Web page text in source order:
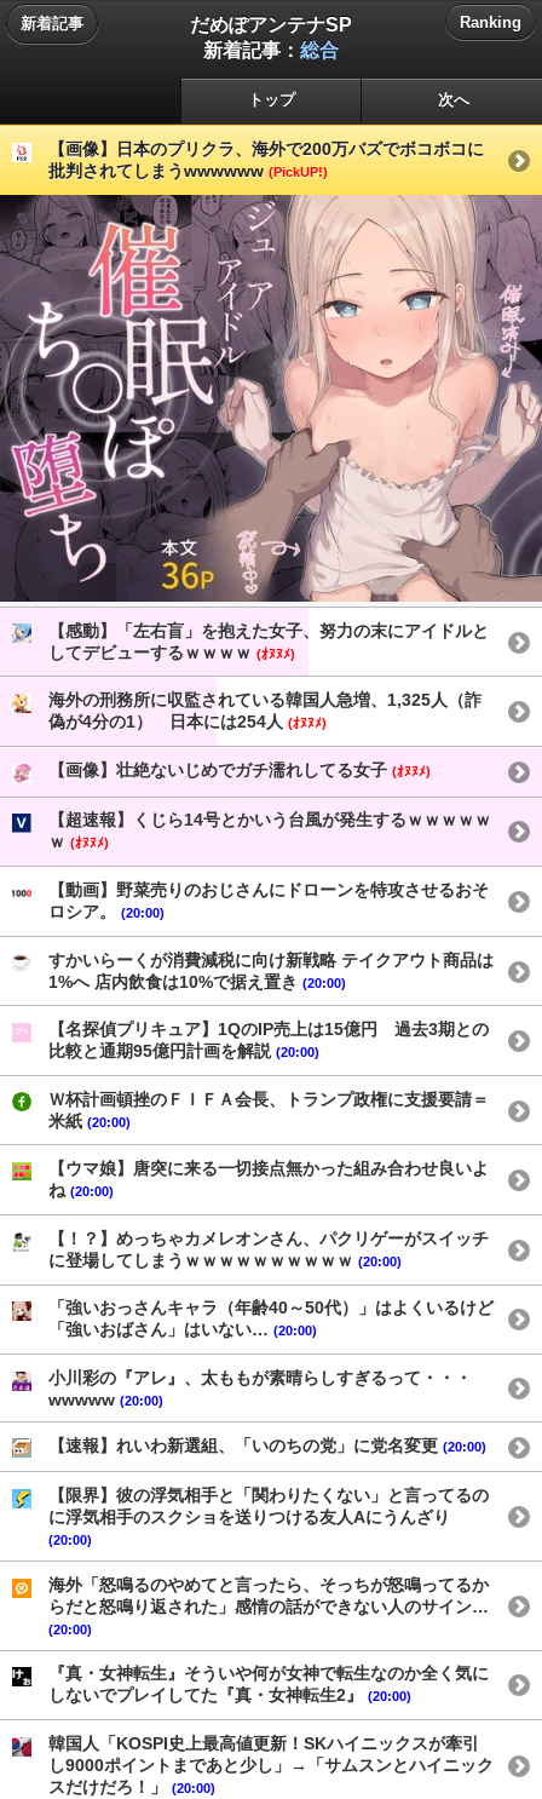
新着記事
だめぽアンテナSP
新着記事： 総合
Ranking
トップ 次へ
【画像】日本のプリクラ、海外で200万バズでボコボコに
批判されてしまうwwwwww (PickUP!)
【感動】「左右盲」を抱えた女子、努力の末にアイドルと
してデビューするｗｗｗｗ (ｵﾇﾇﾒ)
海外の刑務所に収監されている韓国人急増、1,325人（詐
偽が4分の1） 日本には254人 (ｵﾇﾇﾒ)
【画像】壮絶ないじめでガチ濡れしてる女子 (ｵﾇﾇﾒ)
【超速報】くじら14号とかいう台風が発生するｗｗｗｗｗ
ｗ (ｵﾇﾇﾒ)
【動画】野菜売りのおじさんにドローンを特攻させるおそ
ロシア。
(20:00)
すかいらーくが消費減税に向け新戦略 テイクアウト商品は
1%へ 店内飲食は10%で据え置き (20:00)
【名探偵プリキュア】1QのIP売上は15億円 過去3期との
比較と通期95億円計画を解説 (20:00)
Ｗ杯計画頓挫のＦＩＦＡ会長、トランプ政権に支援要請＝
米紙 (20:00)
【ウマ娘】唐突に来る一切接点無かった組み合わせ良いよ
ね (20:00)
【！？】めっちゃカメレオンさん、パクリゲーがスイッチ
に登場してしまうｗｗｗｗｗｗｗｗｗｗ (20:00)
「強いおっさんキャラ（年齢40～50代）」はよくいるけど
「強いおばさん」はいない… (20:00)
小川彩の『アレ』、太ももが素晴らしすぎるって・・・
wwwww (20:00)
【速報】れいわ新選組、「いのちの党」に党名変更 (20:00)
【限界】彼の浮気相手と「関わりたくない」と言ってるの
に浮気相手のスクショを送りつける友人Aにうんざり
(20:00)
海外「怒鳴るのやめてと言ったら、そっちが怒鳴ってるか
らだと怒鳴り返された」感情の話ができない人のサイン…
(20:00)
『真・女神転生』そういや何が女神で転生なのか全く気に
しないでプレイしてた『真・女神転生2』
(20:00)
韓国人「KOSPI史上最高値更新！SKハイニックスが牽引
し9000ポイントまであと少し」→「サムスンとハイニック
スだけだろ！」
(20:00)